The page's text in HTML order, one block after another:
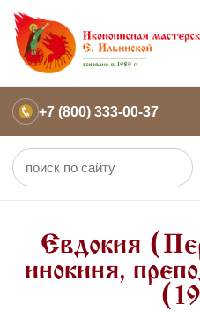
+7 (800) 333-00-37
Евдокия
инокиня,